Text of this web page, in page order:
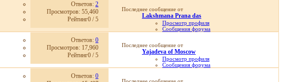
Домашняя страница
Просмотр статей
24.06.2019,19:01
Ответов:2
Просмотров: 55,460
Рейтинг0 / 5
Последнее сообщение от
Lakshmana Prana das
Просмотр профиля
Сообщения форума
Просмотр статей
17.04.2019,10:50
Ответов:0
Просмотров: 17,960
Рейтинг0 / 5
Последнее сообщение от
Yajadeva of Moscow
Просмотр профиля
Сообщения форума
Ответов:0